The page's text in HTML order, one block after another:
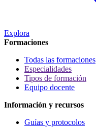
Explora
Formaciones
Todas las formaciones
Especialidades
Tipos de formación
Equipo docente
Información y recursos
Guías y protocolos